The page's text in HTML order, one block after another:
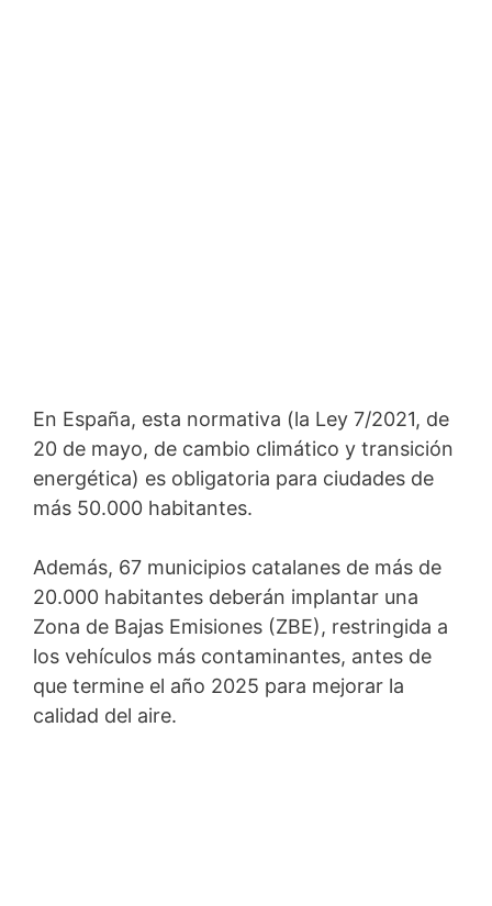
En España, esta normativa (la Ley 7/2021, de
20 de mayo, de cambio climático y transición
energética) es obligatoria para ciudades de
más 50.000 habitantes.
Además, 67 municipios catalanes de más de
20.000 habitantes deberán implantar una
Zona de Bajas Emisiones (ZBE), restringida a
los vehículos más contaminantes, antes de
que termine el año 2025 para mejorar la
calidad del aire.